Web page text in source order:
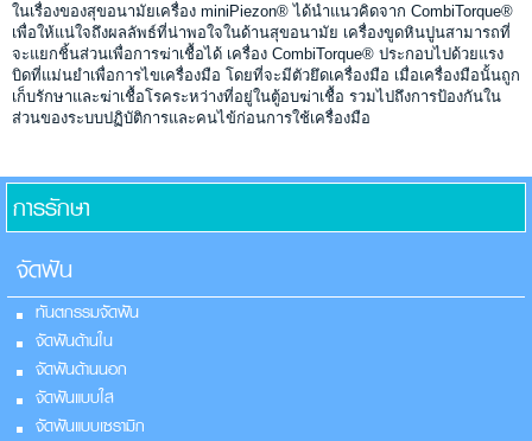
ในเรื่องของสุขอนามัยเครื่อง miniPiezon® ได้นำแนวคิดจาก CombiTorque®
เพื่อให้แน่ใจถึงผลลัพธ์ที่น่าพอใจในด้านสุขอนามัย เครื่องขูดหินปูนสามารถที่
จะแยกชิ้นส่วนเพื่อการฆ่าเชื้อได้ เครื่อง CombiTorque® ประกอบไปด้วยแรง
บิดที่แม่นยำเพื่อการไขเครื่องมือ โดยที่จะมีตัวยึดเครื่องมือ เมื่อเครื่องมือนั้นถูก
เก็บรักษาและฆ่าเชื้อโรคระหว่างที่อยู่ในตู้อบฆ่าเชื้อ รวมไปถึงการป้องกันใน
ส่วนของระบบปฏิบัติการและคนไข้ก่อนการใช้เครื่องมือ
การรักษา
จัดฟัน
ทันตกรรมจัดฟัน
จัดฟันด้านใน
จัดฟันด้านนอก
จัดฟันแบบใส
จัดฟันแบบเซรามิก